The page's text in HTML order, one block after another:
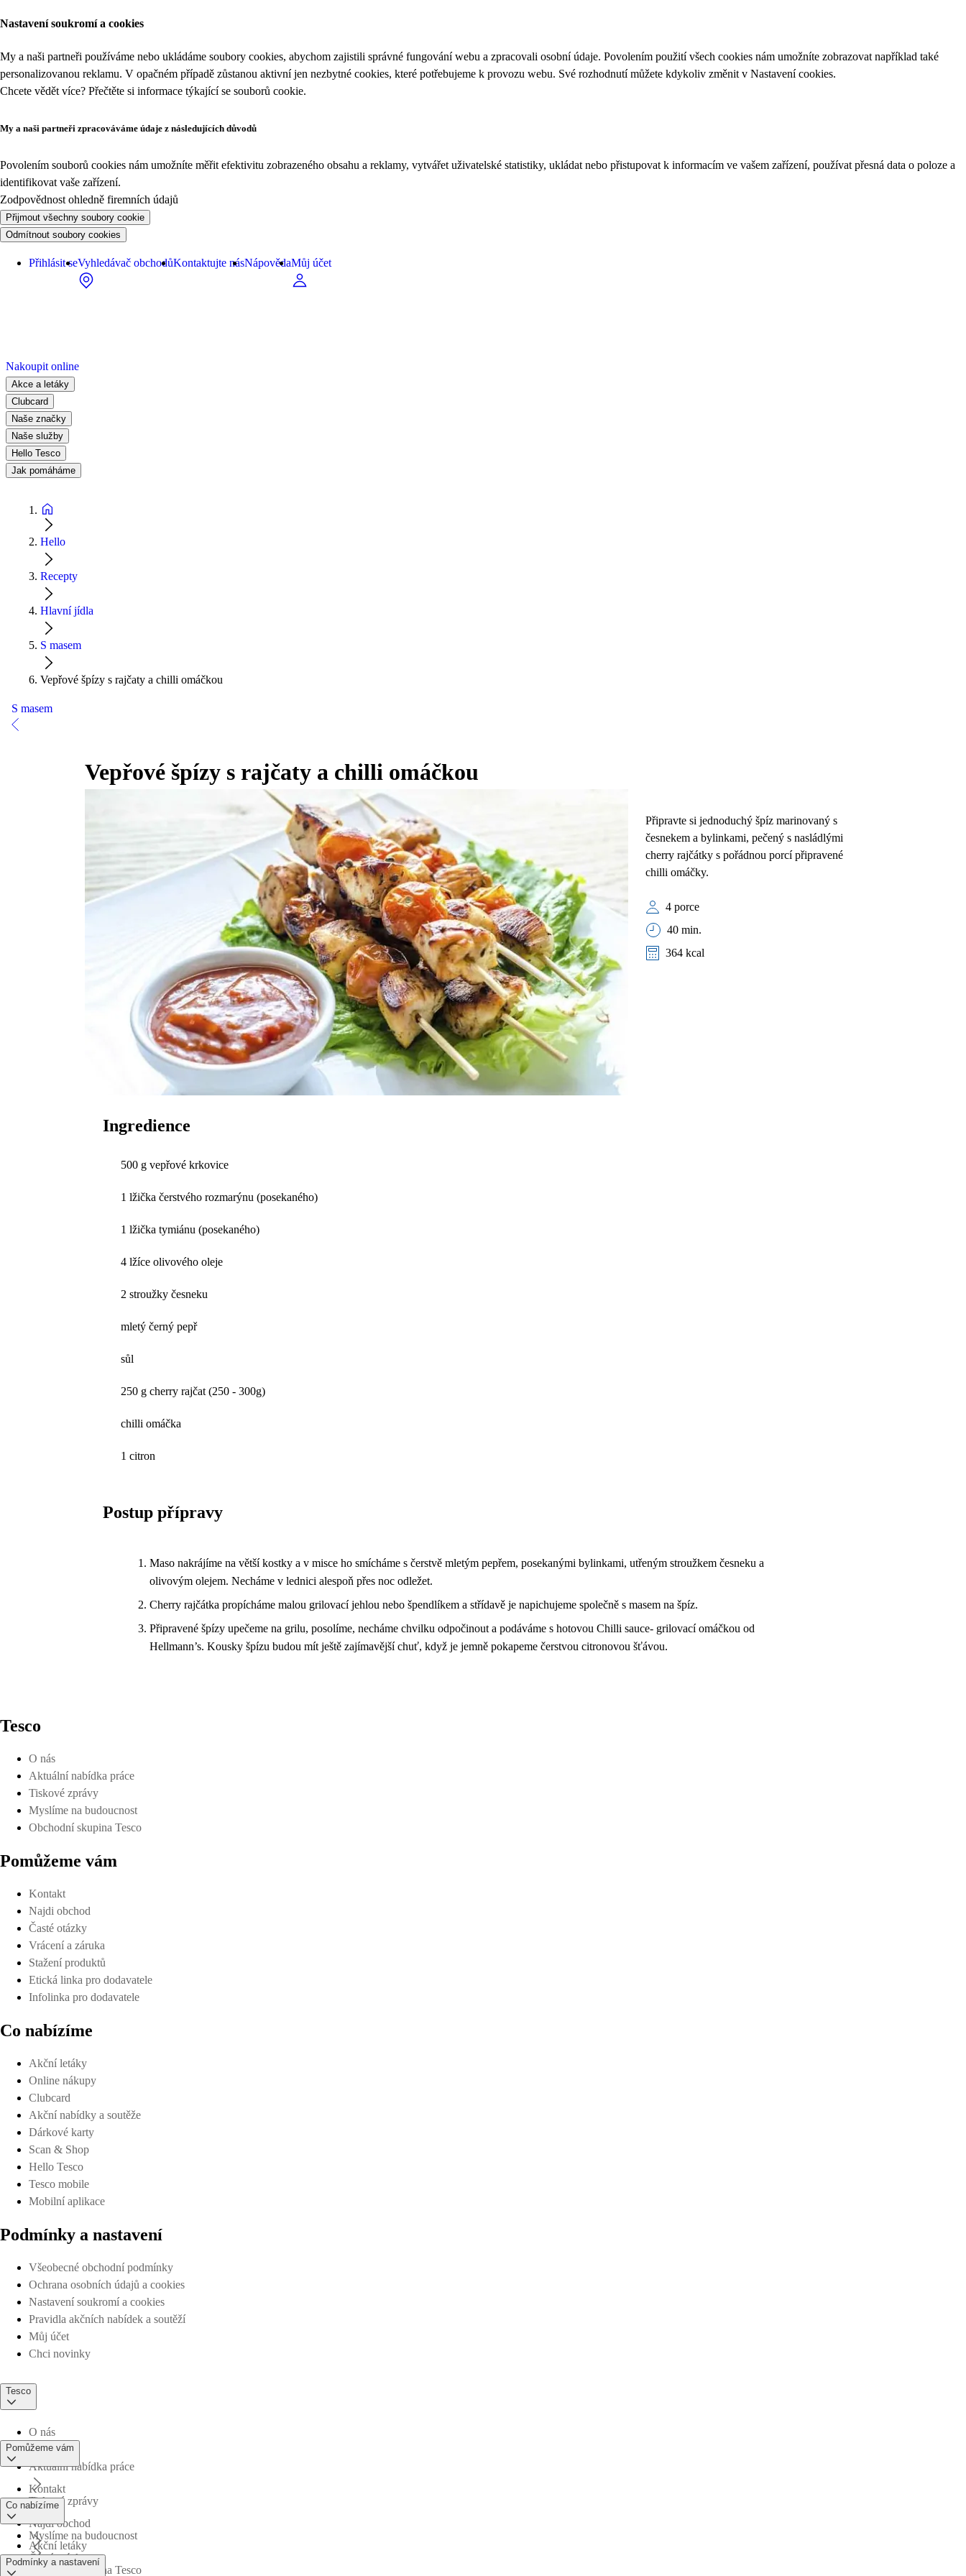
Nastavení soukromí a cookies
My a naši partneři používáme nebo ukládáme soubory cookies, abychom zajistili správné fungování webu a zpracovali osobní údaje. Povolením použití všech cookies nám umožníte zobrazovat například také
personalizovanou reklamu. V opačném případě zůstanou aktivní jen nezbytné cookies, které potřebujeme k provozu webu. Své rozhodnutí můžete kdykoliv změnit v Nastavení cookies.
Chcete vědět více? Přečtěte si informace týkající se souborů cookie.
My a naši partneři zpracováváme údaje z následujících důvodů
Povolením souborů cookies nám umožníte měřit efektivitu zobrazeného obsahu a reklamy, vytvářet uživatelské statistiky, ukládat nebo přistupovat k informacím ve vašem zařízení, používat přesná data o poloze a
identifikovat vaše zařízení.
Zodpovědnost ohledně firemních údajů
Přijmout všechny soubory cookie
Odmítnout soubory cookies
Přihlásit seVyhledávač obchodůKontaktujte násNápovědaMůj účet
Nakoupit online
Akce a letáky
Clubcard
Naše značky
Naše služby
Hello Tesco
Jak pomáháme
Hello
Recepty
Hlavní jídla
S masem
Vepřové špízy s rajčaty a chilli omáčkou
S masem
Vepřové špízy s rajčaty a chilli omáčkou
Připravte si jednoduchý špíz marinovaný s
česnekem a bylinkami, pečený s nasládlými
cherry rajčátky s pořádnou porcí připravené
chilli omáčky.
4 porce
40 min.
364 kcal
Ingredience
500 g vepřové krkovice
1 lžička čerstvého rozmarýnu (posekaného)
1 lžička tymiánu (posekaného)
4 lžíce olivového oleje
2 stroužky česneku
mletý černý pepř
sůl
250 g cherry rajčat (250 - 300g)
chilli omáčka
1 citron
Postup přípravy
Maso nakrájíme na větší kostky a v misce ho smícháme s čerstvě mletým pepřem, posekanými bylinkami, utřeným stroužkem česneku a
olivovým olejem. Necháme v lednici alespoň přes noc odležet.
Cherry rajčátka propícháme malou grilovací jehlou nebo špendlíkem a střídavě je napichujeme společně s masem na špíz.
Připravené špízy upečeme na grilu, posolíme, necháme chvilku odpočinout a podáváme s hotovou Chilli sauce- grilovací omáčkou od
Hellmann’s. Kousky špízu budou mít ještě zajímavější chuť, když je jemně pokapeme čerstvou citronovou šťávou.
Tesco
O nás
Aktuální nabídka práce
Tiskové zprávy
Myslíme na budoucnost
Obchodní skupina Tesco
Pomůžeme vám
Kontakt
Najdi obchod
Časté otázky
Vrácení a záruka
Stažení produktů
Etická linka pro dodavatele
Infolinka pro dodavatele
Co nabízíme
Akční letáky
Online nákupy
Clubcard
Akční nabídky a soutěže
Dárkové karty
Scan & Shop
Hello Tesco
Tesco mobile
Mobilní aplikace
Podmínky a nastavení
Všeobecné obchodní podmínky
Ochrana osobních údajů a cookies
Nastavení soukromí a cookies
Pravidla akčních nabídek a soutěží
Můj účet
Chci novinky
Tesco
O nás
Aktuální nabídka práce
Tiskové zprávy
Myslíme na budoucnost
Obchodní skupina Tesco
Pomůžeme vám
Kontakt
Najdi obchod
Časté otázky
Co nabízíme
Akční letáky
Podmínky a nastavení